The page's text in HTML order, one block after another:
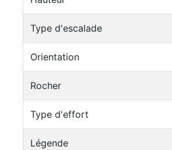
Type d'escalade
Orientation
Rocher
Type d'effort
Légende